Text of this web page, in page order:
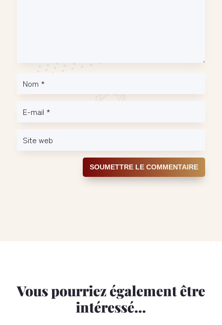
SOUMETTRE LE COMMENTAIRE
Vous pourriez également être
intéressé…